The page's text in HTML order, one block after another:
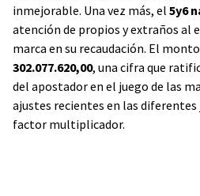
inmejorable. Una vez más, el 5y6
atención de propios y extraños al
marca en su recaudación. El
302.077.620,00, una cifra que
del apostador en el juego de las
ajustes recientes en las diferentes
factor multiplicador.